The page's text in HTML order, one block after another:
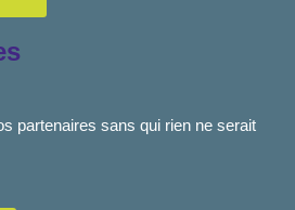
partenaires sans qui rien ne serait